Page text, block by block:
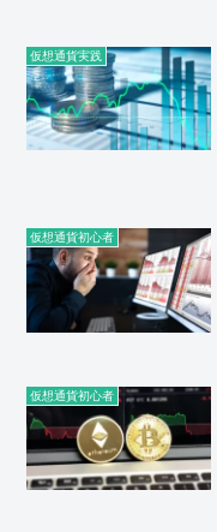
仮想通貨実践
仮想通貨初心者
仮想通貨初心者